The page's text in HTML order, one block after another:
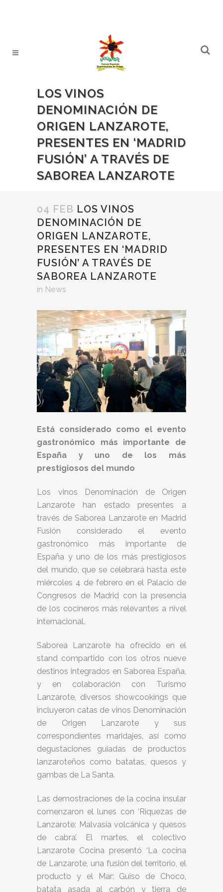
LOS VINOS
DENOMINACIÓN DE
ORIGEN LANZAROTE,
PRESENTES EN ‘MADRID
FUSIÓN’ A TRAVÉS DE
SABOREA LANZAROTE
04 FEB LOS VINOS
DENOMINACIÓN DE
ORIGEN LANZAROTE,
PRESENTES EN ‘MADRID
FUSIÓN’ A TRAVÉS DE
SABOREA LANZAROTE
in News
Está considerado como el evento
gastronómico más importante de
España y uno de los más
prestigiosos del mundo
Los vinos Denominación de Origen
Lanzarote han estado presentes a
través de Saborea Lanzarote en Madrid
Fusión considerado el evento
gastronómico más importante de
España y uno de los más prestigiosos
del mundo, que se celebrará hasta este
miércoles 4 de febrero en el Palacio de
Congresos de Madrid con la presencia
de los cocineros más relevantes a nivel
internacional.
Saborea Lanzarote ha ofrecido en el
stand compartido con los otros nueve
destinos integrados en Saborea España,
y en colaboración con Turismo
Lanzarote, diversos showcookings que
incluyeron catas de vinos Denominación
de Origen Lanzarote y sus
correspondientes maridajes, así como
degustaciones guiadas de productos
lanzaroteños como batatas, quesos y
gambas de La Santa.
Las demostraciones de la cocina insular
comenzaron el lunes con ‘Riquezas de
Lanzarote: Malvasía volcánica y quesos
de cabra’. El martes, el colectivo
Lanzarote Cocina presentó ‘La cocina
de Lanzarote, una fusión del territorio, el
producto y el Mar: Guiso de Choco,
batata asada al carbón y tierra de